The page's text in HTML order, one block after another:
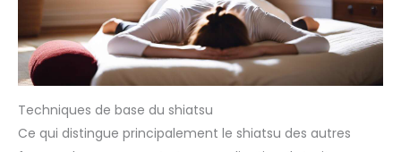
Techniques de base du shiatsu
Ce qui distingue principalement le shiatsu des autres